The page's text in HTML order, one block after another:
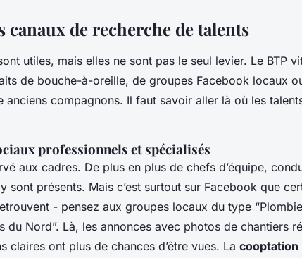
canaux de recherche de talents
utiles, mais elles ne sont pas le seul levier. Le BTP
de bouche-à-oreille, de groupes Facebook locaux
anciens compagnons. Il faut savoir aller là où les
professionnels et spécialisés
aux cadres. De plus en plus de chefs d’équipe,
sont présents. Mais c’est surtout sur Facebook que
- pensez aux groupes locaux du type
du Nord”. Là, les annonces avec photos de chantiers
claires ont plus de chances d’être vues. La cooptation